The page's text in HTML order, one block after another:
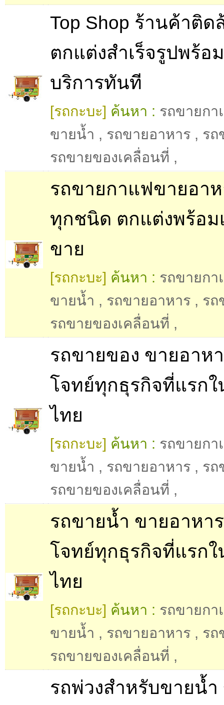
Top Shop ร้านค้าติด
ตกแต่งสำเร็จรูปพร้อ
บริการทันที
[รถกะบะ] ค้นหา : รถขายกา
ขายน้ำ , รถขายอาหาร , รถ
รถขายของเคลื่อนที่ ,
รถขายกาแฟขายอา
ทุกชนิด ตกแต่งพร้อม
ขาย
[รถกะบะ] ค้นหา : รถขายกา
ขายน้ำ , รถขายอาหาร , รถ
รถขายของเคลื่อนที่ ,
รถขายของ ขายอาห
โจทย์ทุกธุรกิจที่แรกใ
ไทย
[รถกะบะ] ค้นหา : รถขายกา
ขายน้ำ , รถขายอาหาร , รถ
รถขายของเคลื่อนที่ ,
รถขายน้ำ ขายอาหา
โจทย์ทุกธุรกิจที่แรกใ
ไทย
[รถกะบะ] ค้นหา : รถขายกา
ขายน้ำ , รถขายอาหาร , รถ
รถขายของเคลื่อนที่ ,
รถพ่วงสำหรับขายน้ำ